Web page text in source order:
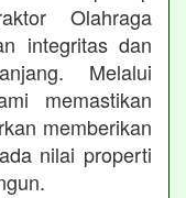
Olahraga
integritas dan
Melalui
memastikan
memberikan
nilai properti